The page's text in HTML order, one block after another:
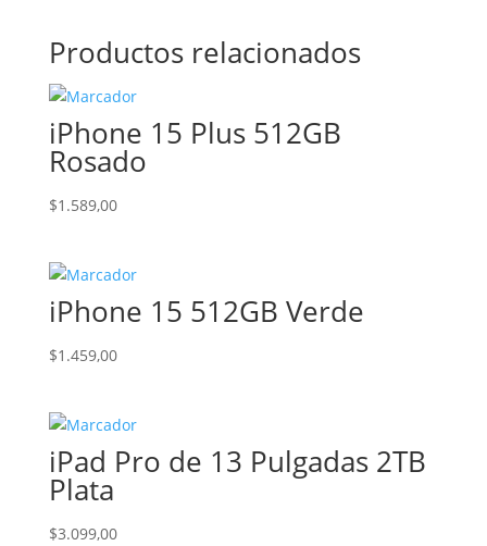
Productos relacionados
iPhone 15 Plus 512GB
Rosado
$1.589,00
iPhone 15 512GB Verde
$1.459,00
iPad Pro de 13 Pulgadas 2TB
Plata
$3.099,00